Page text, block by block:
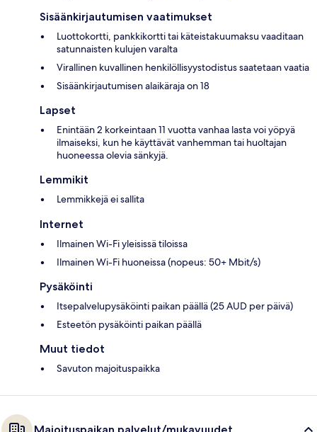
Sisäänkirjautumisen vaatimukset
Luottokortti, pankkikortti tai käteistakuumaksu vaaditaan
satunnaisten kulujen varalta
Virallinen kuvallinen henkilöllisyystodistus saatetaan vaatia
Sisäänkirjautumisen alaikäraja on 18
Lapset
Enintään 2 korkeintaan 11 vuotta vanhaa lasta voi yöpyä
ilmaiseksi, kun he käyttävät vanhemman tai huoltajan
huoneessa olevia sänkyjä.
Lemmikit
Lemmikkejä ei sallita
Internet
Ilmainen Wi-Fi yleisissä tiloissa
Ilmainen Wi-Fi huoneissa (nopeus: 50+ Mbit/s)
Pysäköinti
Itsepalvelupysäköinti paikan päällä (25 AUD per päivä)
Esteetön pysäköinti paikan päällä
Muut tiedot
Savuton majoituspaikka